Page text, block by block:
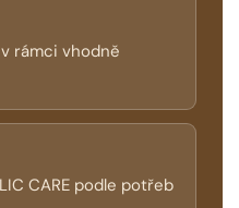
v rámci vhodně
CARE podle potřeb